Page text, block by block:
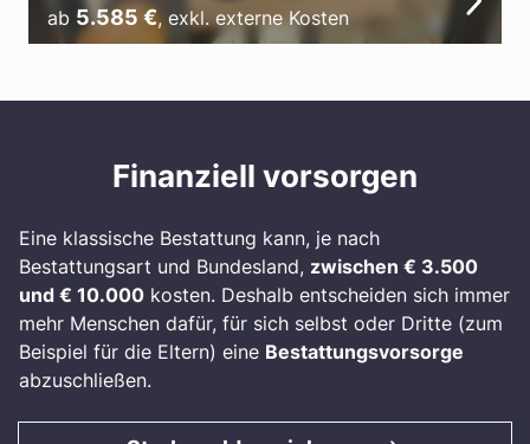
ab 5.585 €, exkl. externe Kosten
Finanziell vorsorgen
Eine klassische Bestattung kann, je nach
Bestattungsart und Bundesland, zwischen € 3.500
und € 10.000 kosten. Deshalb entscheiden sich immer
mehr Menschen dafür, für sich selbst oder Dritte (zum
Beispiel für die Eltern) eine Bestattungsvorsorge
abzuschließen.